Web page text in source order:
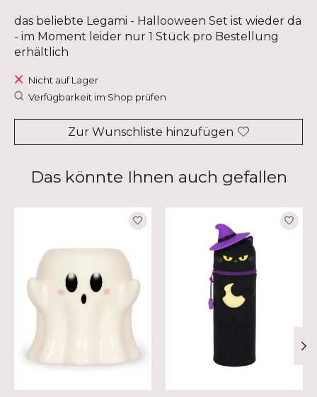
das beliebte Legami - Hallooween Set ist wieder da
- im Moment leider nur 1 Stück pro Bestellung
erhältlich
Nicht auf Lager
Verfügbarkeit im Shop prüfen
Zur Wunschliste hinzufügen
Das könnte Ihnen auch gefallen
Produkt-Karussell-Artikel